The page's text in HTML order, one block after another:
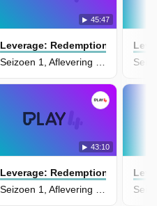
45:47
Leverage: Redemption
Seizoen 1, Aflevering 14 - The Great Train Job
43:10
Leverage: Redemption